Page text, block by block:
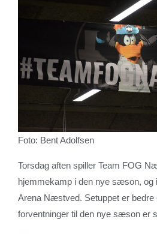
Foto: Bent Adolfsen
Torsdag aften spiller Team FOG
hjemmekamp i den nye sæson, og
Arena Næstved. Setuppet er bedre
forventninger til den nye sæson er